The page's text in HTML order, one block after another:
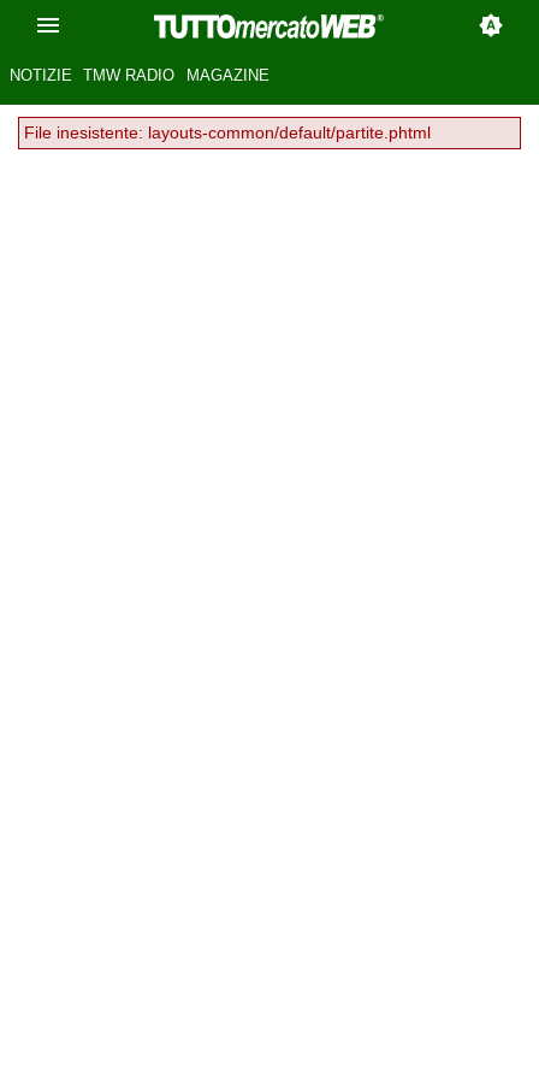
NOTIZIE TMW RADIO MAGAZINE
File inesistente: layouts-common/default/partite.phtml